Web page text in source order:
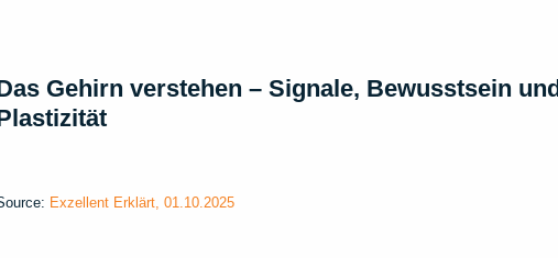
Gehirn verstehen – Signale, Bewusstsein und
Exzellent Erklärt, 01.10.2025